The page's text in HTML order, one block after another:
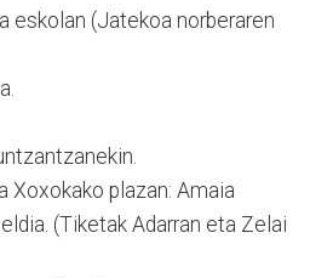
eskolan (Jatekoa norberaren
Xoxokako plazan: Amaia
(Tiketak Adarran eta Zelai